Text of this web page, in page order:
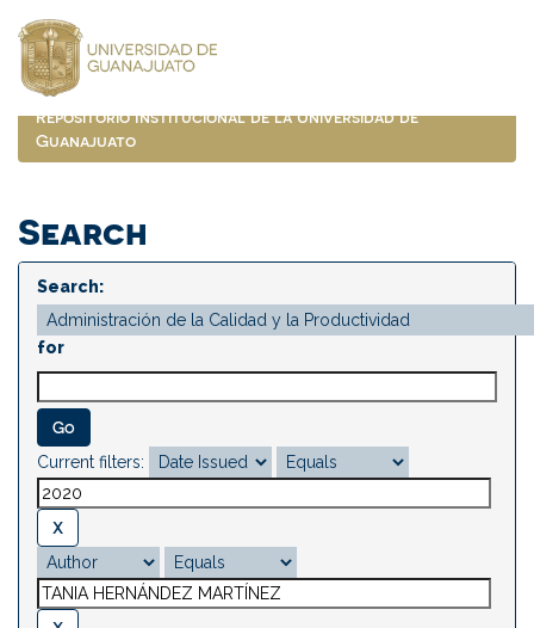
navigation
Repositorio Institucional de la Universidad de
Guanajuato
Search
Search:
for
Current filters: